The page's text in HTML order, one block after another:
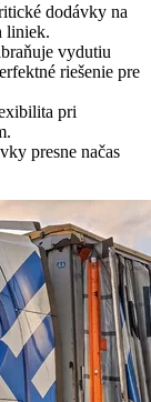
dodávky na
liniek.
vydutiu
riešenie pre
pri
presne načas